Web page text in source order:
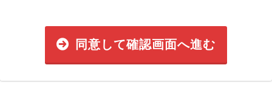
同意して確認画面へ進む